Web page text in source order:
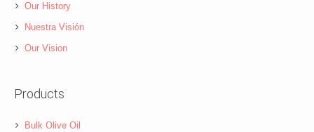
Our History
Nuestra Visión
Our Vision
Products
Bulk Olive Oil